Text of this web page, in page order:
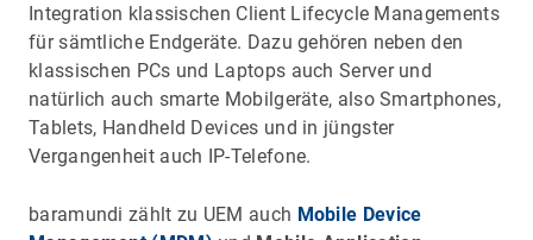
Integration klassischen Client Lifecycle Managements
für sämtliche Endgeräte. Dazu gehören neben den
klassischen PCs und Laptops auch Server und
natürlich auch smarte Mobilgeräte, also Smartphones,
Tablets, Handheld Devices und in jüngster
Vergangenheit auch IP-Telefone.
baramundi zählt zu UEM auch Mobile Device